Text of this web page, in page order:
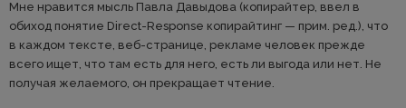
Мне нравится мысль Павла Давыдова (копирайтер, ввел в
обиход понятие Direct-Response копирайтинг — прим. ред.), что
в каждом тексте, веб-странице, рекламе человек прежде
всего ищет, что там есть для него, есть ли выгода или нет. Не
получая желаемого, он прекращает чтение.